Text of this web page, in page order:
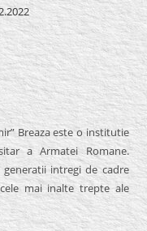
Breaza este o institutie
a Armatei Romane.
intregi de cadre
mai inalte trepte ale